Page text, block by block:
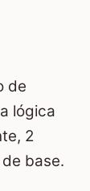
de
lógica
2
base.